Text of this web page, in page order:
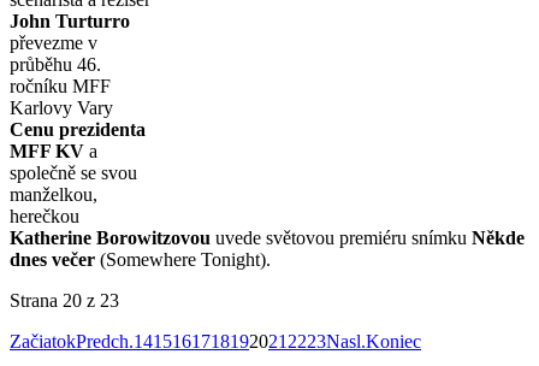
John Turturro
převezme v
průběhu 46.
ročníku MFF
Karlovy Vary
Cenu prezidenta
MFF KV a
společně se svou
manželkou,
herečkou
Katherine Borowitzovou uvede světovou premiéru snímku Někde
dnes večer (Somewhere Tonight).
Strana 20 z 23
ZačiatokPredch.1415161718192021 2223Nasl.Koniec